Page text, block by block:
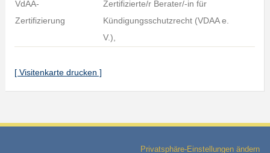
VdAA-
Zertifizierung
Zertifizierte/r Berater/-in für
Kündigungsschutzrecht (VDAA e.
V.),
[ Visitenkarte drucken ]
Privatsphäre-Einstellungen ändern